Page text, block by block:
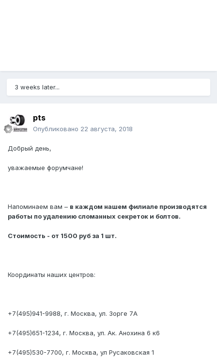
3 weeks later...
pts
Опубликовано 22 августа, 2018
Добрый день,
уважаемые форумчане!
Напоминаем вам – в каждом нашем филиале производятся
работы по удалению сломанных секреток и болтов.
Стоимость - от 1500 руб за 1 шт.
Координаты наших центров:
+7(495)941-9988, г. Москва, ул. Зорге 7А
+7(495)651-1234, г. Москва, ул. Ак. Анохина 6 к6
+7(495)530-7700, г. Москва, ул Русаковская 1